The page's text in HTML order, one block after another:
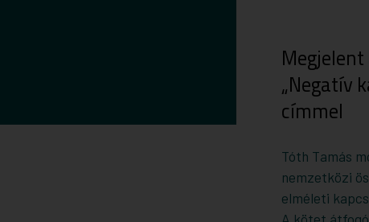
„Negatív
címmel
Tóth Tamás
nemzetközi
elméleti